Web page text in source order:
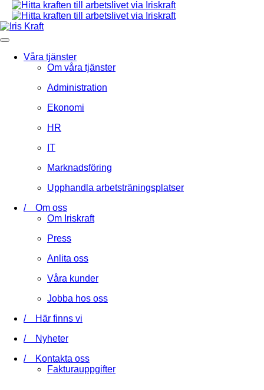
Våra tjänster
Om våra tjänster
Administration
Ekonomi
HR
IT
Marknadsföring
Upphandla arbetsträningsplatser
/ Om oss
Om Iriskraft
Press
Anlita oss
Våra kunder
Jobba hos oss
/ Här finns vi
/ Nyheter
/ Kontakta oss
Fakturauppgifter